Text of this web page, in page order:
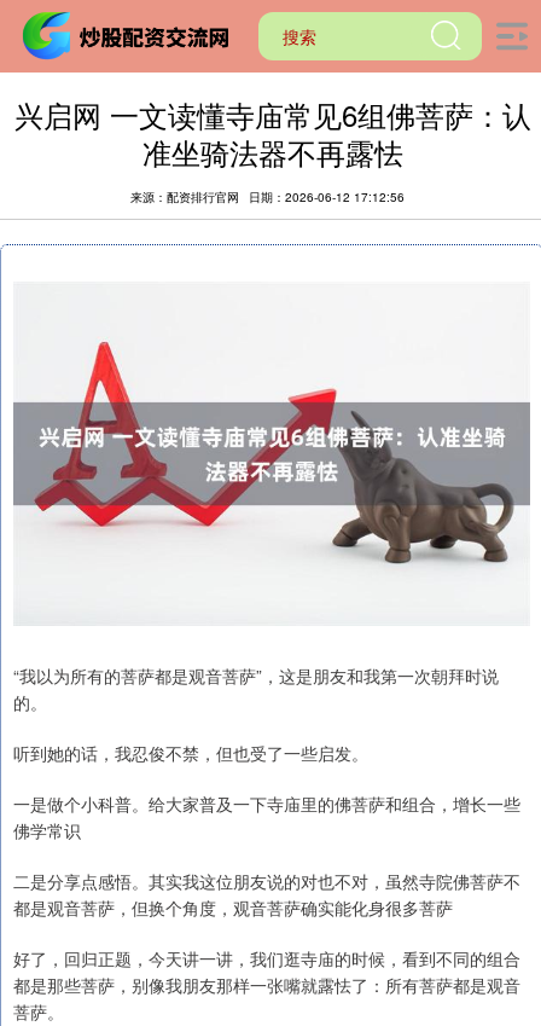
兴启网 一文读懂寺庙常见6组佛菩萨：认
准坐骑法器不再露怯
来源：配资排行官网 日期：2026-06-12 17:12:56
“我以为所有的菩萨都是观音菩萨”，这是朋友和我第一次朝拜时说
的。
听到她的话，我忍俊不禁，但也受了一些启发。
一是做个小科普。给大家普及一下寺庙里的佛菩萨和组合，增长一些
佛学常识
二是分享点感悟。其实我这位朋友说的对也不对，虽然寺院佛菩萨不
都是观音菩萨，但换个角度，观音菩萨确实能化身很多菩萨
好了，回归正题，今天讲一讲，我们逛寺庙的时候，看到不同的组合
都是那些菩萨，别像我朋友那样一张嘴就露怯了：所有菩萨都是观音
菩萨。